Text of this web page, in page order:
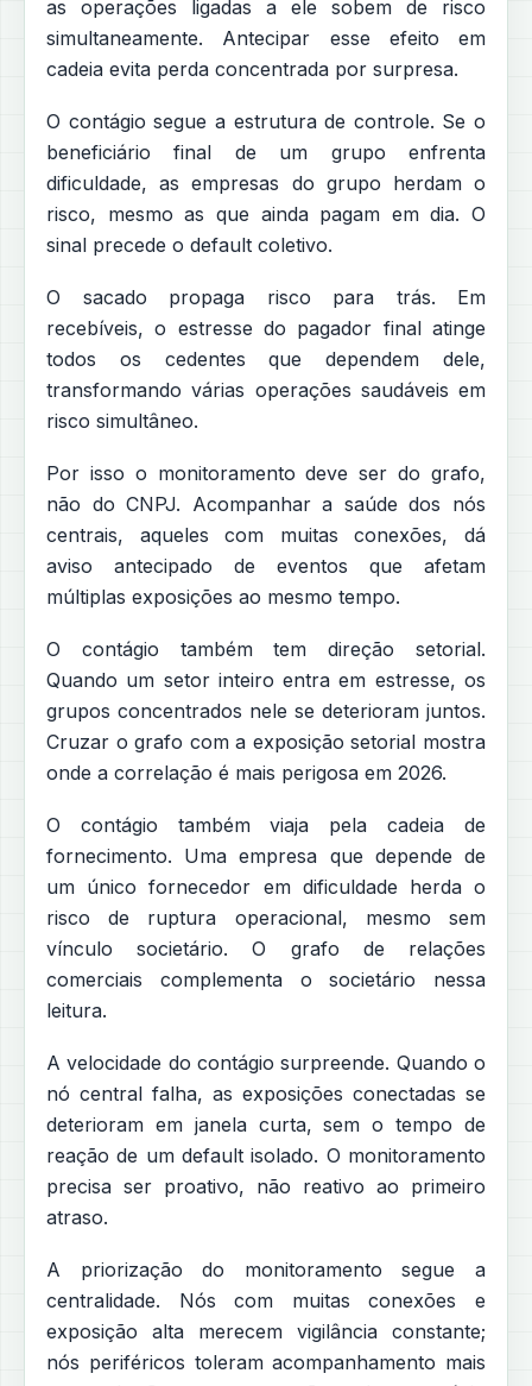
as operações ligadas a ele sobem de risco
simultaneamente. Antecipar esse efeito em
cadeia evita perda concentrada por surpresa.
O contágio segue a estrutura de controle. Se o
beneficiário final de um grupo enfrenta
dificuldade, as empresas do grupo herdam o
risco, mesmo as que ainda pagam em dia. O
sinal precede o default coletivo.
O sacado propaga risco para trás. Em
recebíveis, o estresse do pagador final atinge
todos os cedentes que dependem dele,
transformando várias operações saudáveis em
risco simultâneo.
Por isso o monitoramento deve ser do grafo,
não do CNPJ. Acompanhar a saúde dos nós
centrais, aqueles com muitas conexões, dá
aviso antecipado de eventos que afetam
múltiplas exposições ao mesmo tempo.
O contágio também tem direção setorial.
Quando um setor inteiro entra em estresse, os
grupos concentrados nele se deterioram juntos.
Cruzar o grafo com a exposição setorial mostra
onde a correlação é mais perigosa em 2026.
O contágio também viaja pela cadeia de
fornecimento. Uma empresa que depende de
um único fornecedor em dificuldade herda o
risco de ruptura operacional, mesmo sem
vínculo societário. O grafo de relações
comerciais complementa o societário nessa
leitura.
A velocidade do contágio surpreende. Quando o
nó central falha, as exposições conectadas se
deterioram em janela curta, sem o tempo de
reação de um default isolado. O monitoramento
precisa ser proativo, não reativo ao primeiro
atraso.
A priorização do monitoramento segue a
centralidade. Nós com muitas conexões e
exposição alta merecem vigilância constante;
nós periféricos toleram acompanhamento mais